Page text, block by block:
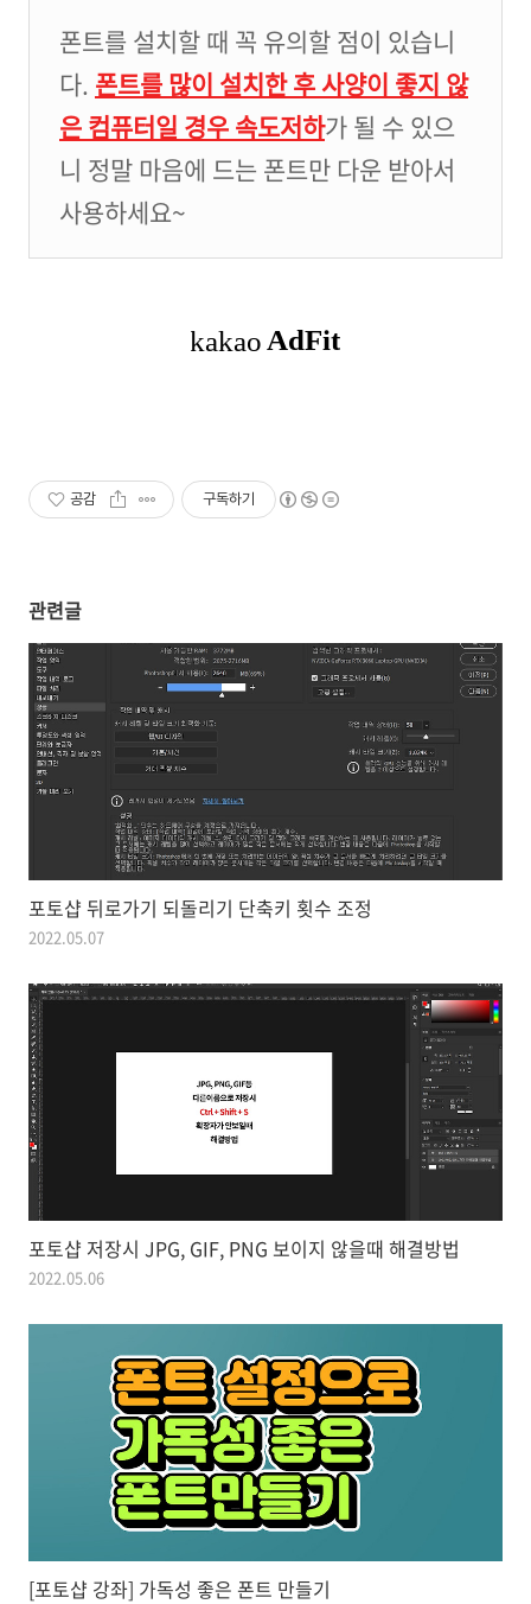
폰트를 설치할 때 꼭 유의할 점이 있습니
다. 폰트를 많이 설치한 후 사양이 좋지 않
은 컴퓨터일 경우 속도저하가 될 수 있으
니 정말 마음에 드는 폰트만 다운 받아서
사용하세요~
공감 구독하기
관련글
포토샵 뒤로가기 되돌리기 단축키 횟수 조정
2022.05.07
포토샵 저장시 JPG, GIF, PNG 보이지 않을때 해결방법
2022.05.06
[포토샵 강좌] 가독성 좋은 폰트 만들기